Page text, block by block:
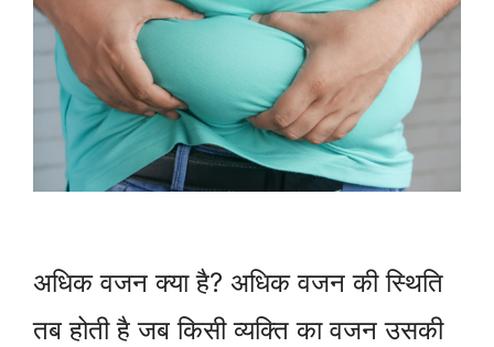
अधिक वजन क्या है? अधिक वजन की स्थिति
तब होती है जब किसी व्यक्ति का वजन उसकी